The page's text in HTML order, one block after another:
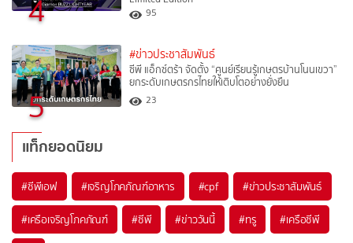
4 95
5
#ข่าวประชาสัมพันธ์
ซีพี แอ็กซ์ตร้า จัดตั้ง “ศูนย์เรียนรู้เกษตรบ้านโนนเขวา”
ยกระดับเกษตรกรไทยให้เติบโตอย่างยั่งยืน
23
แท็กยอดนิยม
#ซีพีเอฟ #เจริญโภคภัณฑ์อาหาร #cpf #ข่าวประชาสัมพันธ์
#เครือเจริญโภคภัณฑ์ #ซีพี #ข่าววันนี้ #ทรู #เครือซีพี